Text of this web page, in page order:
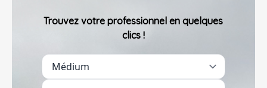
Trouvez votre professionnel en quelques
clics !